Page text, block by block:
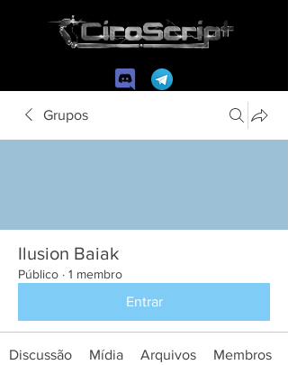
Grupos
Ilusion Baiak
Público · 1 membro
Entrar
Discussão Mídia Arquivos Membros